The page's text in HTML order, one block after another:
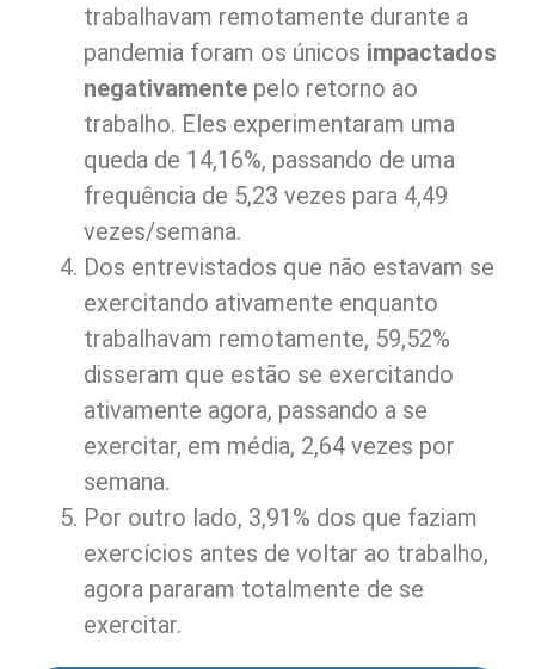
trabalhavam remotamente durante a
pandemia foram os únicos impactados
negativamente pelo retorno ao
trabalho. Eles experimentaram uma
queda de 14,16%, passando de uma
frequência de 5,23 vezes para 4,49
vezes/semana.
Dos entrevistados que não estavam se
exercitando ativamente enquanto
trabalhavam remotamente, 59,52%
disseram que estão se exercitando
ativamente agora, passando a se
exercitar, em média, 2,64 vezes por
semana.
Por outro lado, 3,91% dos que faziam
exercícios antes de voltar ao trabalho,
agora pararam totalmente de se
exercitar.